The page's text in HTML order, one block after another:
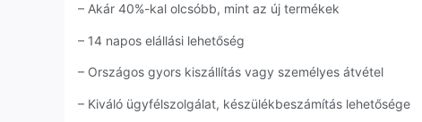
– Akár 40%-kal olcsóbb, mint az új termékek
– 14 napos elállási lehetőség
– Országos gyors kiszállítás vagy személyes átvétel
– Kiváló ügyfélszolgálat, készülékbeszámítás lehetősége